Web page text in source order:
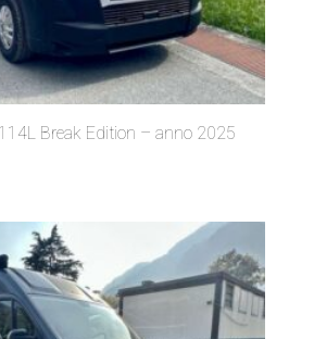
Break Edition – anno 2025